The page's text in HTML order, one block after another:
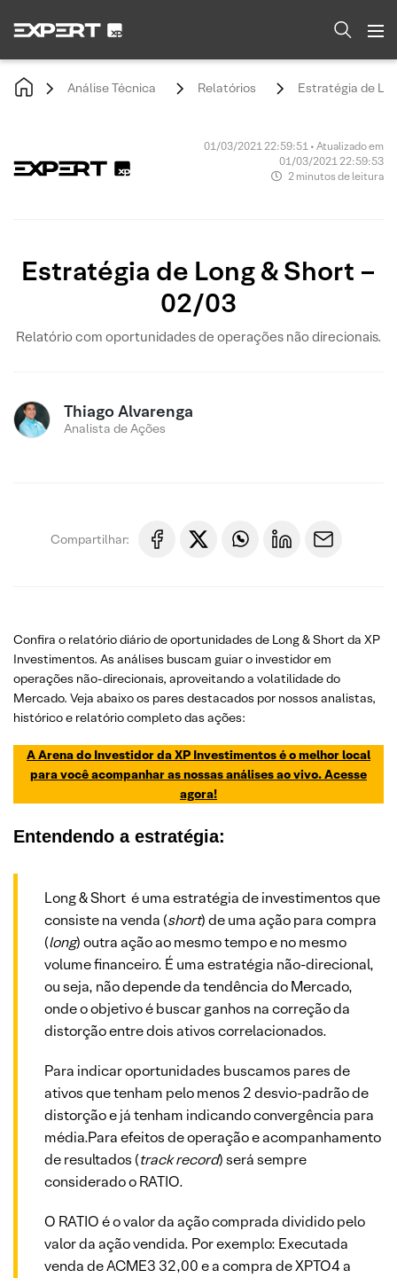
Análise Técnica Relatórios Estratégia de
01/03/2021 22:59:51 • Atualizado em
01/03/2021 22:59:53
2 minutos de leitura
Estratégia de Long & Short –
02/03
Relatório com oportunidades de operações não direcionais.
Thiago Alvarenga
Analista de Ações
Compartilhar:
Confira o relatório diário de oportunidades de Long & Short da XP
Investimentos. As análises buscam guiar o investidor em
operações não-direcionais, aproveitando a volatilidade do
Mercado. Veja abaixo os pares destacados por nossos analistas,
histórico e relatório completo das ações:
A Arena do Investidor da XP Investimentos é o melhor local
para você acompanhar as nossas análises ao vivo. Acesse
agora!
Entendendo a estratégia:
Long & Short é uma estratégia de investimentos que
consiste na venda (short) de uma ação para compra
(long) outra ação ao mesmo tempo e no mesmo
volume financeiro. É uma estratégia não-direcional,
ou seja, não depende da tendência do Mercado,
onde o objetivo é buscar ganhos na correção da
distorção entre dois ativos correlacionados.
Para indicar oportunidades buscamos pares de
ativos que tenham pelo menos 2 desvio-padrão de
distorção e já tenham indicando convergência para
média.Para efeitos de operação e acompanhamento
de resultados (track record) será sempre
considerado o RATIO.
O RATIO é o valor da ação comprada dividido pelo
valor da ação vendida. Por exemplo: Executada
venda de ACME3 32,00 e a compra de XPTO4 a